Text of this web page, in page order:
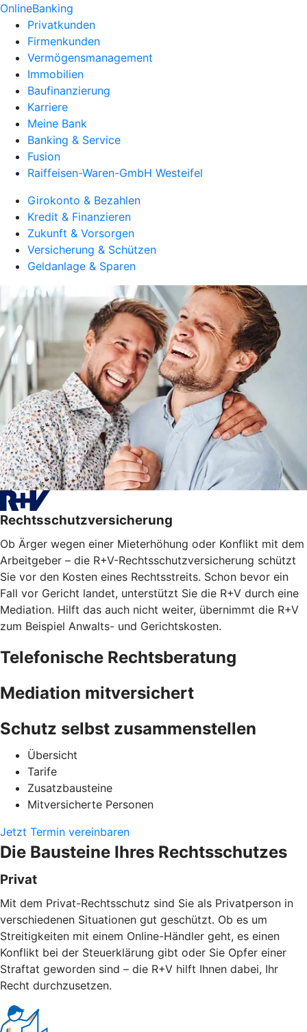
OnlineBanking
Privatkunden
Firmenkunden
Vermögensmanagement
Immobilien
Baufinanzierung
Karriere
Meine Bank
Banking & Service
Fusion
Raiffeisen-Waren-GmbH Westeifel
Girokonto & Bezahlen
Kredit & Finanzieren
Zukunft & Vorsorgen
Versicherung & Schützen
Geldanlage & Sparen
Rechtsschutzversicherung
Ob Ärger wegen einer Mieterhöhung oder Konflikt mit dem
Arbeitgeber – die R+V-Rechtsschutzversicherung schützt
Sie vor den Kosten eines Rechtsstreits. Schon bevor ein
Fall vor Gericht landet, unterstützt Sie die R+V durch eine
Mediation. Hilft das auch nicht weiter, übernimmt die R+V
zum Beispiel Anwalts- und Gerichtskosten.
Telefonische Rechtsberatung
Mediation mitversichert
Schutz selbst zusammenstellen
Übersicht
Tarife
Zusatzbausteine
Mitversicherte Personen
Jetzt Termin vereinbaren
Die Bausteine Ihres Rechtsschutzes
Privat
Mit dem Privat-Rechtsschutz sind Sie als Privatperson in
verschiedenen Situationen gut geschützt. Ob es um
Streitigkeiten mit einem Online-Händler geht, es einen
Konflikt bei der Steuerklärung gibt oder Sie Opfer einer
Straftat geworden sind – die R+V hilft Ihnen dabei, Ihr
Recht durchzusetzen.